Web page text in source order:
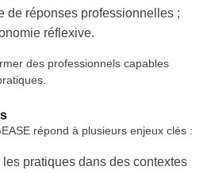
de réponses professionnelles ;
réflexive.
des professionnels capables
répond à plusieurs enjeux clés :
pratiques dans des contextes